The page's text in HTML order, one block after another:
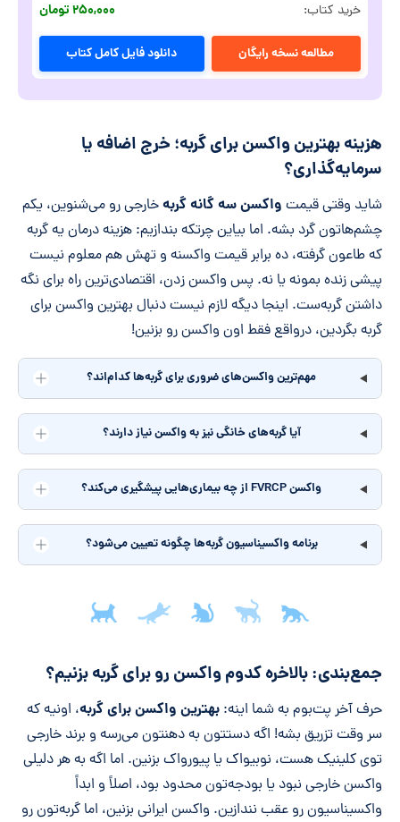
خرید کتاب: ۲۵۰,۰۰۰ تومان
مطالعه نسخه رایگان دانلود فایل کامل کتاب
هزینه بهترین واکسن برای گربه؛ خرج اضافه یا
سرمایه‌گذاری؟
شاید وقتی قیمت واکسن سه گانه گربهخارجی رو می‌شنوین، یکم
چشم‌هاتون گرد بشه. اما بیاین چرتکه بندازیم: هزینه درمان یه گربه
که طاعون گرفته، ده برابر قیمت واکسنه و تهش هم معلوم نیست
پیشی زنده بمونه یا نه. پس واکسن زدن، اقتصادی‌ترین راه برای نگه
داشتن گربه‌ست. اینجا دیگه لازم نیست دنبال بهترین واکسن برای
گربه بگردین، درواقع فقط اون واکسن رو بزنین!
مهم‌ترین واکسن‌های ضروری برای گربه‌ها کدام‌اند؟
آیا گربه‌های خانگی نیز به واکسن نیاز دارند؟
واکسن FVRCP از چه بیماری‌هایی پیشگیری می‌کند؟
برنامه واکسیناسیون گربه‌ها چگونه تعیین می‌شود؟
جمع‌بندی مقاله
جمع‌بندی: بالاخره کدوم واکسن رو برای گربه بزنیم؟
حرف آخر پت‌بوم به شما اینه: بهترین واکسن برای گربه، اونیه که
سر وقت تزریق بشه! اگه دستتون به دهنتون می‌رسه و برند خارجی
توی کلینیک هست، نوبیواک یا پیورواک بزنین. اما اگه به هر دلیلی
واکسن خارجی نبود یا بودجه‌تون محدود بود، اصلاً و ابداً
واکسیناسیون رو عقب نندازین. واکسن ایرانی بزنین، اما گربه‌تون رو